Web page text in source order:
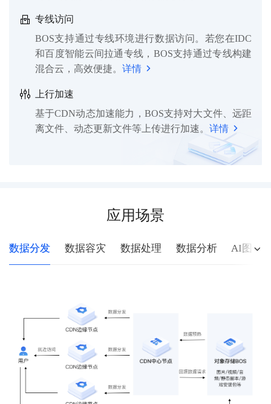
专线访问
BOS支持通过专线环境进行数据访问。若您在IDC
和百度智能云间拉通专线，BOS支持通过专线构建
混合云，高效便捷。 详情
上行加速
基于CDN动态加速能力，BOS支持对大文件、远距
离文件、动态更新文件等上传进行加速。 详情
应用场景
数据分发 数据容灾 数据处理 数据分析 AI图像